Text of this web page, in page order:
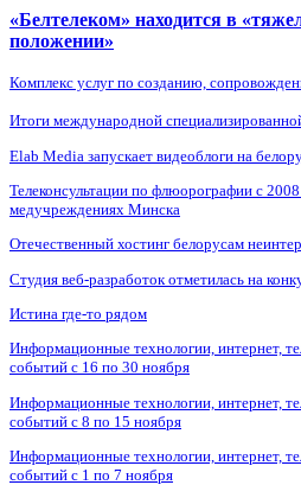
«Белтелеком» находится в
положении»
Комплекс услуг по созданию,
Итоги международной
Elab Media запускает видеоблоги на
Телеконсультации по флюорографии с
медучреждениях Минска
Отечественный хостинг белорусам
Студия веб-разработок отметилась на
Истина где-то рядом
Информационные технологии, интернет,
событий с 16 по 30 ноября
Информационные технологии, интернет,
событий с 8 по 15 ноября
Информационные технологии, интернет,
событий с 1 по 7 ноября